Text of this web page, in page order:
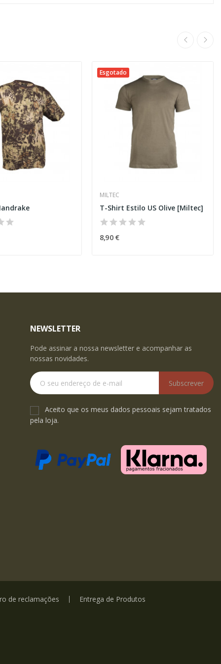
Esgotado
MILTEC
T-Shirt Estilo US Olive [Miltec]
8,90 €
NEWSLETTER
Pode assinar a nossa newsletter e acompanhar as
nossas novidades.
Subscrever
Aceito que os meus dados pessoais sejam tratados
pela loja.
de reclamações Entrega de Produtos